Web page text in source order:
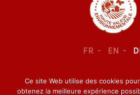
FR EN
RECHTLICHE INFORMATIONEN–
Ce site Web utilise des cookies
obtenez la meilleure expérience